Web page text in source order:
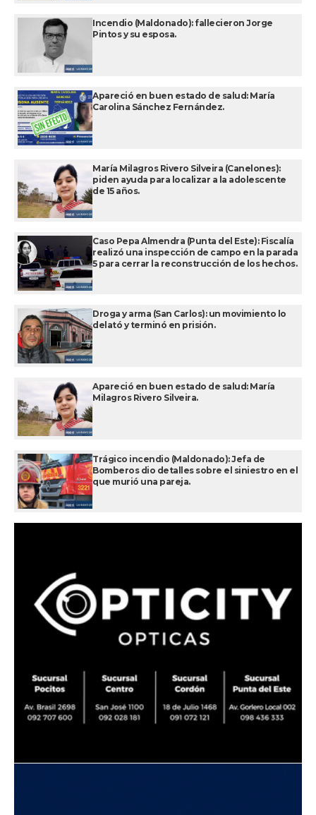
Incendio (Maldonado): fallecieron Jorge
Pintos y su esposa.
Apareció en buen estado de salud: María
Carolina Sánchez Fernández.
María Milagros Rivero Silveira (Canelones):
piden ayuda para localizar a la adolescente
de 15 años.
Caso Pepa Almendra (Punta del Este): Fiscalía
realizó una inspección de campo en la parada
5 para cerrar la reconstrucción de los hechos.
Droga y arma (San Carlos): un movimiento lo
delató y terminó en prisión.
Apareció en buen estado de salud: María
Milagros Rivero Silveira.
Trágico incendio (Maldonado): Jefa de
Bomberos dio detalles sobre el siniestro en el
que murió una pareja.